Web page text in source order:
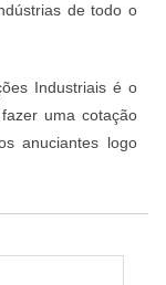
de todo o
Industriais é o
uma cotação
anuciantes logo